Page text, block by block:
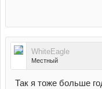
WhiteEagle
Местный
Так я тоже больше